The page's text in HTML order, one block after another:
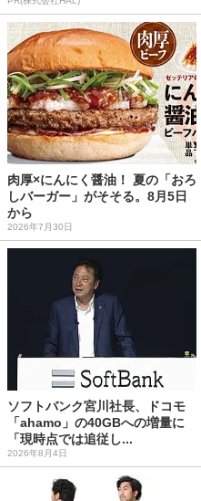
肉厚×にんにく醤油！ 夏の「おろ
しバーガー」がそそる。8月5日
から
2026年7月30日
ソフトバンク宮川社長、ドコモ
「ahamo」の40GBへの増量に
「現時点では追従し...
2026年8月4日